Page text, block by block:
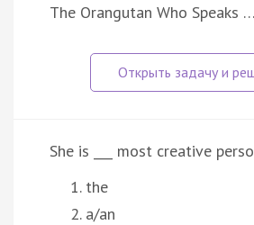
The Orangutan Who Speaks …
She is ___ most creative
the
a/an